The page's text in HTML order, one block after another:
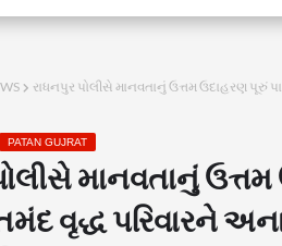
રાધનપુર પોલીસે માનવતાનું ઉત્તમ ઉદાહરણ પૂરું
PATAN GUJRAT
માનવતાનું
વૃદ્ધ પરિવારને